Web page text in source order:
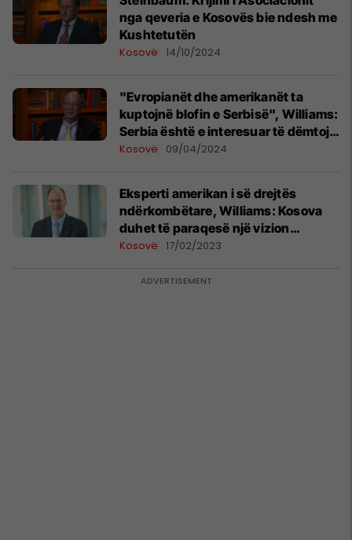
nga qeveria e Kosovës bie ndesh me
Kushtetutën
Kosovë 14/10/2024
"Evropianët dhe amerikanët ta
kuptojnë blofin e Serbisë", Williams:
Serbia është e interesuar të dëmtojë
pavarësinë e Kosovës
Kosovë 09/04/2024
Eksperti amerikan i së drejtës
ndërkombëtare, Williams: Kosova
duhet të paraqesë një vizion
strategjik gjithëpërfshirës
Kosovë 17/02/2023